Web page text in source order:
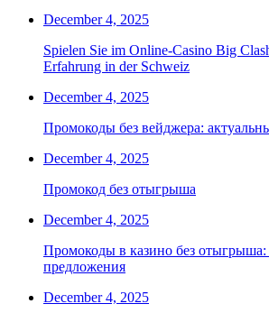
December 4, 2025
Spielen Sie im Online-Casino Big
Erfahrung in der Schweiz
December 4, 2025
Промокоды без вейджера:
December 4, 2025
Промокод без отыгрыша
December 4, 2025
Промокоды в казино без отыгрыша:
предложения
December 4, 2025